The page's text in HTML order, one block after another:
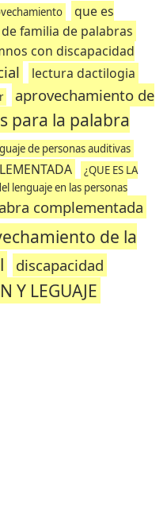
que es
familia de palabras
con discapacidad
lectura dactilogia
aprovechamiento de
para la palabra
de personas auditivas
¿QUE ES LA
lenguaje en las personas
complementada
de la
discapacidad
Y LEGUAJE